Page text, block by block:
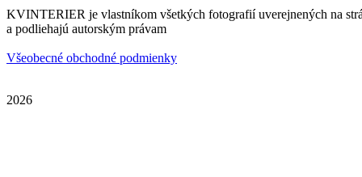
KVINTERIER je vlastníkom všetkých fotografií uverejnených na
a podliehajú autorským právam
Všeobecné obchodné podmienky
2026